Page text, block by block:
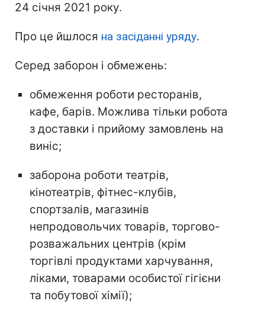
24 січня 2021 року.
Про це йшлося на засіданні уряду.
Серед заборон і обмежень:
обмеження роботи ресторанів,
кафе, барів. Можлива тільки робота
з доставки і прийому замовлень на
виніс;
заборона роботи театрів,
кінотеатрів, фітнес-клубів,
спортзалів, магазинів
непродовольчих товарів, торгово-
розважальних центрів (крім
торгівлі продуктами харчування,
ліками, товарами особистої гігієни
та побутової хімії);